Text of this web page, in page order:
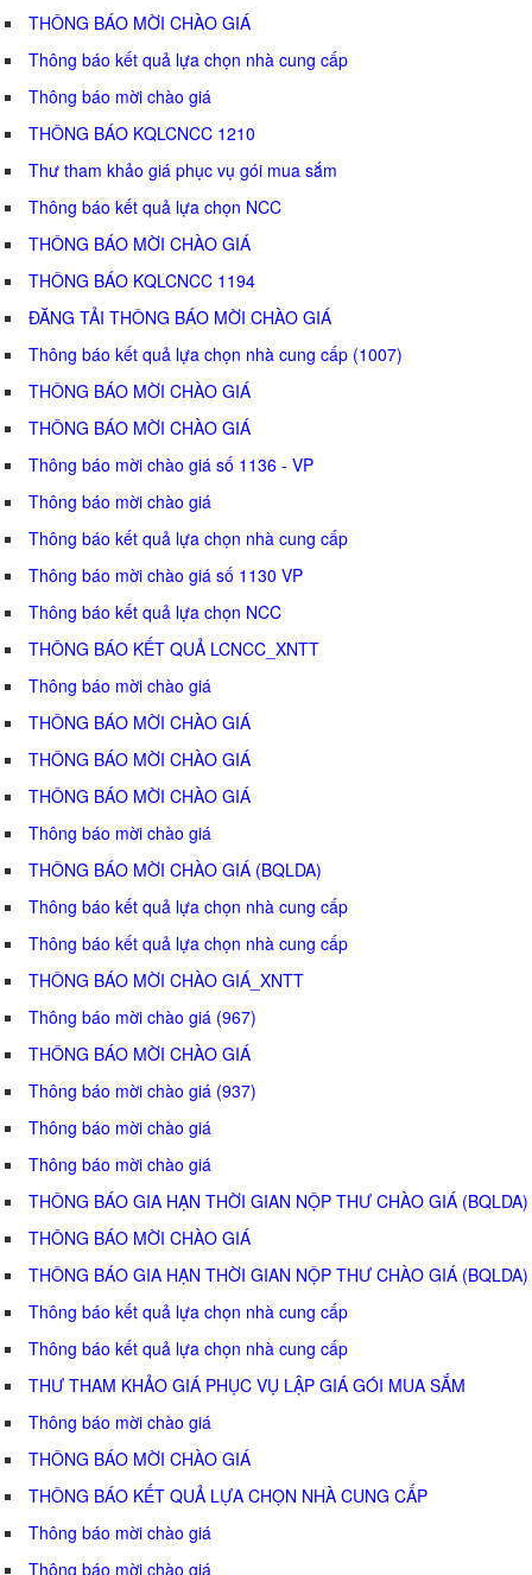
THÔNG BÁO MỜI CHÀO GIÁ
Thông báo kết quả lựa chọn nhà cung cấp
Thông báo mời chào giá
THÔNG BÁO KQLCNCC 1210
Thư tham khảo giá phục vụ gói mua sắm
Thông báo kết quả lựa chọn NCC
THÔNG BÁO MỜI CHÀO GIÁ
THÔNG BÁO KQLCNCC 1194
ĐĂNG TẢI THÔNG BÁO MỜI CHÀO GIÁ
Thông báo kết quả lựa chọn nhà cung cấp (1007)
THÔNG BÁO MỜI CHÀO GIÁ
THÔNG BÁO MỜI CHÀO GIÁ
Thông báo mời chào giá số 1136 - VP
Thông báo mời chào giá
Thông báo kết quả lựa chọn nhà cung cấp
Thông báo mời chào giá số 1130 VP
Thông báo kết quả lựa chọn NCC
THÔNG BÁO KẾT QUẢ LCNCC_XNTT
Thông báo mời chào giá
THÔNG BÁO MỜI CHÀO GIÁ
THÔNG BÁO MỜI CHÀO GIÁ
THÔNG BÁO MỜI CHÀO GIÁ
Thông báo mời chào giá
THÔNG BÁO MỜI CHÀO GIÁ (BQLDA)
Thông báo kết quả lựa chọn nhà cung cấp
Thông báo kết quả lựa chọn nhà cung cấp
THÔNG BÁO MỜI CHÀO GIÁ_XNTT
Thông báo mời chào giá (967)
THÔNG BÁO MỜI CHÀO GIÁ
Thông báo mời chào giá (937)
Thông báo mời chào giá
Thông báo mời chào giá
THÔNG BÁO GIA HẠN THỜI GIAN NỘP THƯ CHÀO GIÁ (BQLDA)
THÔNG BÁO MỜI CHÀO GIÁ
THÔNG BÁO GIA HẠN THỜI GIAN NỘP THƯ CHÀO GIÁ (BQLDA)
Thông báo kết quả lựa chọn nhà cung cấp
Thông báo kết quả lựa chọn nhà cung cấp
THƯ THAM KHẢO GIÁ PHỤC VỤ LẬP GIÁ GÓI MUA SẮM
Thông báo mời chào giá
THÔNG BÁO MỜI CHÀO GIÁ
THÔNG BÁO KẾT QUẢ LỰA CHỌN NHÀ CUNG CẤP
Thông báo mời chào giá
Thông báo mời chào giá